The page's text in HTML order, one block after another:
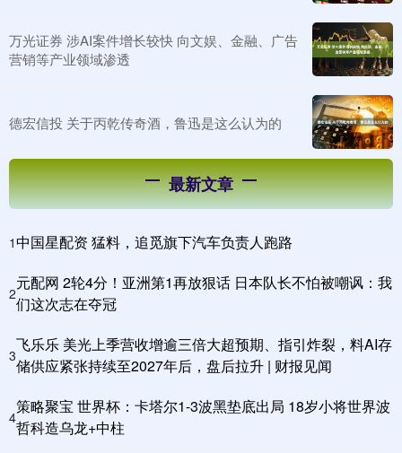
万光证券 涉AI案件增长较快 向文娱、金融、广告
营销等产业领域渗透
德宏信投 关于丙乾传奇酒，鲁迅是这么认为的
最新文章
1中国星配资 猛料，追觅旗下汽车负责人跑路
2
元配网 2轮4分！亚洲第1再放狠话 日本队长不怕被嘲讽：我
们这次志在夺冠
3
飞乐乐 美光上季营收增逾三倍大超预期、指引炸裂，料AI存
储供应紧张持续至2027年后，盘后拉升 | 财报见闻
4
策略聚宝 世界杯：卡塔尔1-3波黑垫底出局 18岁小将世界波
哲科造乌龙+中柱